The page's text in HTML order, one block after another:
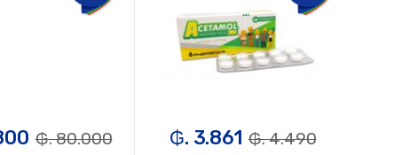
₲. 80.000 ₲. 3.861 ₲. 4.490